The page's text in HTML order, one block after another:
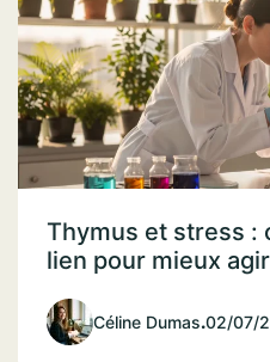
Thymus et stress :
lien pour mieux agir
Céline Dumas.02/07/